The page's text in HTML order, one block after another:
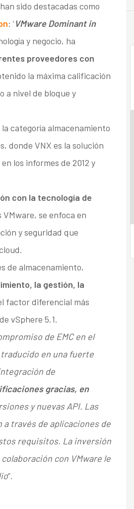
han sido destacadas como
: ‘VMware Dominant in
y negocio, ha
proveedores con
la máxima calificación
a nivel de bloque y
la categoría almacenamiento
donde VNX es la solución
los informes de 2012 y
con la tecnología de
se enfoca en
y seguridad que
de almacenamiento,
la gestión, la
factor diferencial más
vSphere 5.1.
de EMC en el
en una fuerte
de
gracias, en
y nuevas API. Las
través de aplicaciones de
requisitos. La inversión
con VMware le
”.